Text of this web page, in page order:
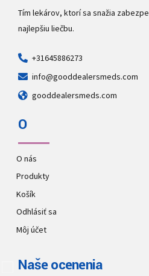
Tím lekárov, ktorí sa snažia
najlepšiu liečbu.
+31645886273
info@gooddealersmeds.com
gooddealersmeds.com
O
O nás
Produkty
Košík
Odhlásiť sa
Môj účet
Naše ocenenia